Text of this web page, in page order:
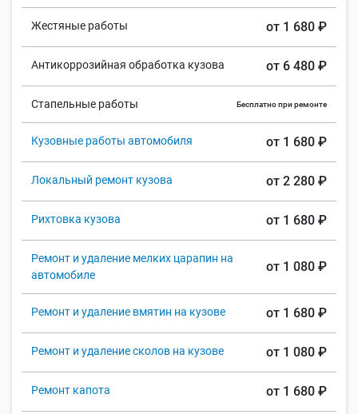
Жестяные работы от 1 680 ₽
Антикоррозийная обработка кузова от 6 480 ₽
Стапельные работы Бесплатно при ремонте
Кузовные работы автомобиля от 1 680 ₽
Локальный ремонт кузова от 2 280 ₽
Рихтовка кузова от 1 680 ₽
Ремонт и удаление мелких царапин на
автомобиле
от 1 080 ₽
Ремонт и удаление вмятин на кузове от 1 680 ₽
Ремонт и удаление сколов на кузове от 1 080 ₽
Ремонт капота от 1 680 ₽